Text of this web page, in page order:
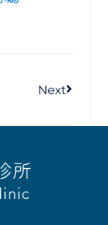
Next